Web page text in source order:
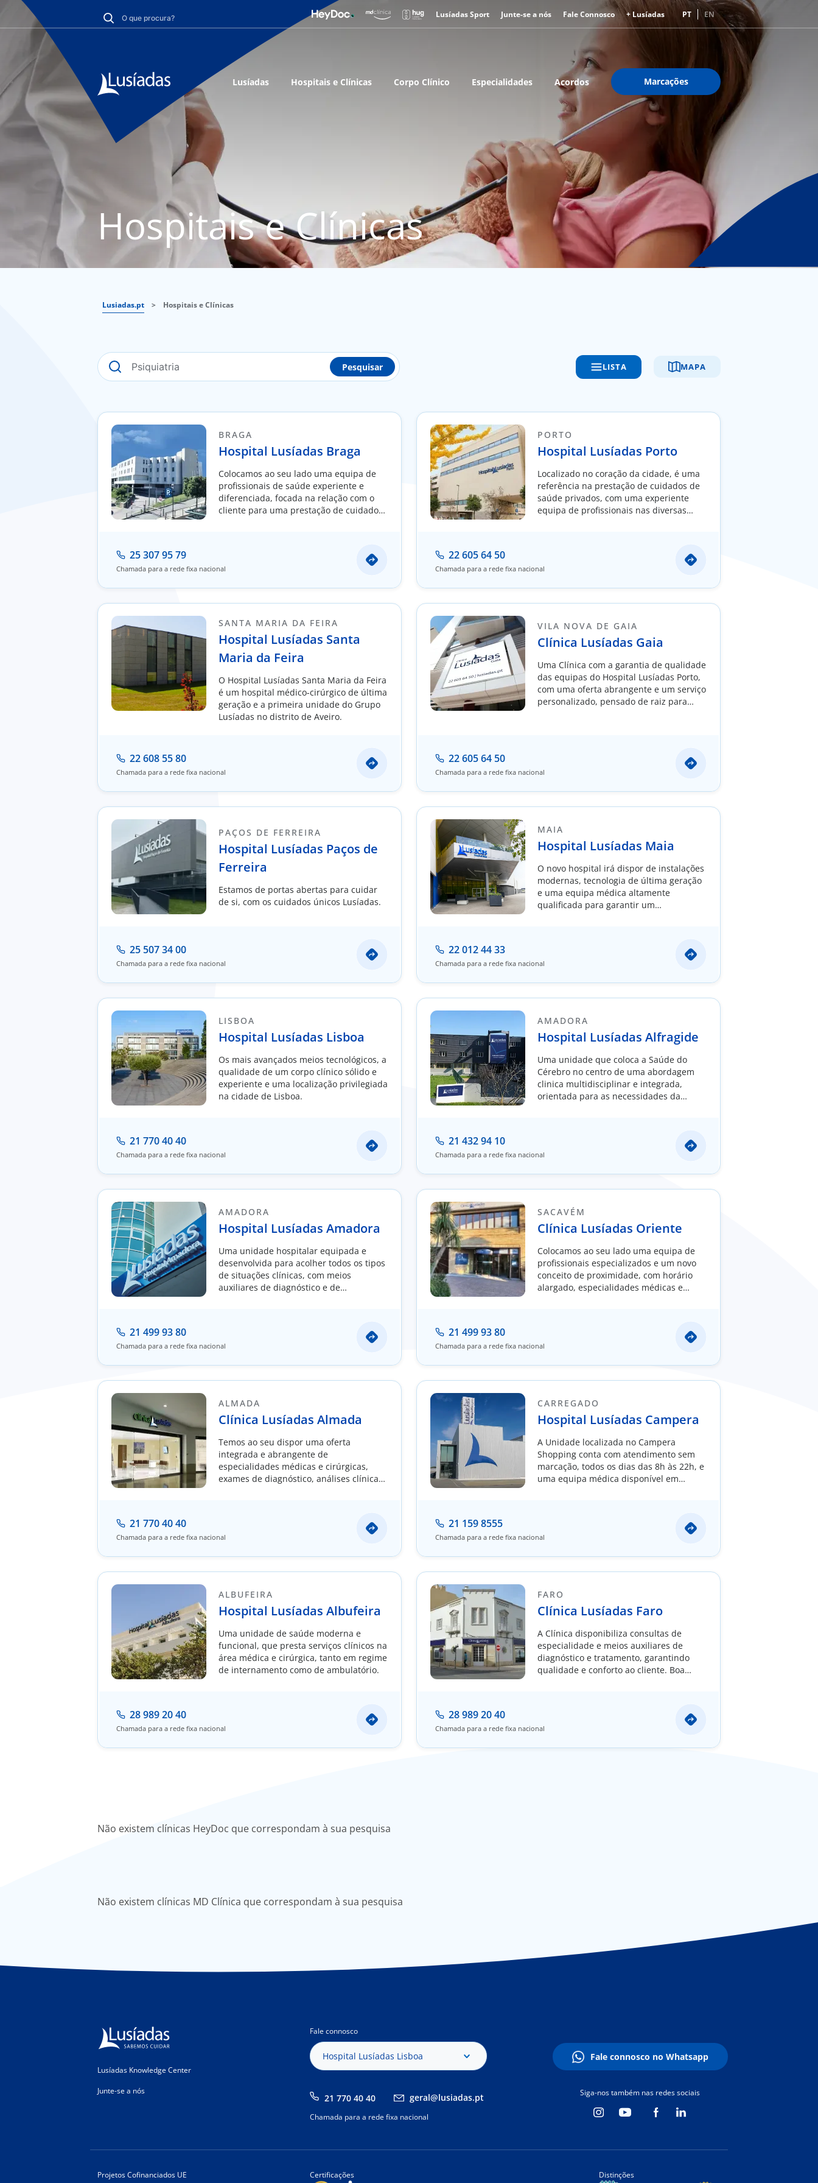
Lusíadas Sport Junte-se a nós Fale Connosco + Lusíadas PT EN
Lusíadas Hospitais e Clínicas Corpo Clínico Especialidades Acordos Marcações
Hospitais e Clínicas
Lusiadas.pt > Hospitais e Clínicas
Pesquisar LISTA MAPA
BRAGA
Hospital Lusíadas Braga
Colocamos ao seu lado uma equipa de
profissionais de saúde experiente e
diferenciada, focada na relação com o
cliente para uma prestação de cuidados
25 307 95 79
Chamada para a rede fixa nacional
PORTO
Hospital Lusíadas Porto
Localizado no coração da cidade, é uma
referência na prestação de cuidados de
saúde privados, com uma experiente
equipa de profissionais nas diversas
22 605 64 50
Chamada para a rede fixa nacional
SANTA MARIA DA FEIRA
Hospital Lusíadas Santa
Maria da Feira
O Hospital Lusíadas Santa Maria da Feira
é um hospital médico-cirúrgico de última
geração e a primeira unidade do Grupo
Lusíadas no distrito de Aveiro.
22 608 55 80
Chamada para a rede fixa nacional
VILA NOVA DE GAIA
Clínica Lusíadas Gaia
Uma Clínica com a garantia de qualidade
das equipas do Hospital Lusíadas Porto,
com uma oferta abrangente e um serviço
personalizado, pensado de raiz para
22 605 64 50
Chamada para a rede fixa nacional
PAÇOS DE FERREIRA
Hospital Lusíadas Paços de
Ferreira
Estamos de portas abertas para cuidar
de si, com os cuidados únicos Lusíadas.
25 507 34 00
Chamada para a rede fixa nacional
MAIA
Hospital Lusíadas Maia
O novo hospital irá dispor de instalações
modernas, tecnologia de última geração
e uma equipa médica altamente
qualificada para garantir um
22 012 44 33
Chamada para a rede fixa nacional
LISBOA
Hospital Lusíadas Lisboa
Os mais avançados meios tecnológicos, a
qualidade de um corpo clínico sólido e
experiente e uma localização privilegiada
na cidade de Lisboa.
21 770 40 40
Chamada para a rede fixa nacional
AMADORA
Hospital Lusíadas Alfragide
Uma unidade que coloca a Saúde do
Cérebro no centro de uma abordagem
clinica multidisciplinar e integrada,
orientada para as necessidades da
21 432 94 10
Chamada para a rede fixa nacional
AMADORA
Hospital Lusíadas Amadora
Uma unidade hospitalar equipada e
desenvolvida para acolher todos os tipos
de situações clínicas, com meios
auxiliares de diagnóstico e de
21 499 93 80
Chamada para a rede fixa nacional
SACAVÉM
Clínica Lusíadas Oriente
Colocamos ao seu lado uma equipa de
profissionais especializados e um novo
conceito de proximidade, com horário
alargado, especialidades médicas e
21 499 93 80
Chamada para a rede fixa nacional
ALMADA
Clínica Lusíadas Almada
Temos ao seu dispor uma oferta
integrada e abrangente de
especialidades médicas e cirúrgicas,
exames de diagnóstico, análises clínicas
21 770 40 40
Chamada para a rede fixa nacional
CARREGADO
Hospital Lusíadas Campera
A Unidade localizada no Campera
Shopping conta com atendimento sem
marcação, todos os dias das 8h às 22h, e
uma equipa médica disponível em
21 159 8555
Chamada para a rede fixa nacional
ALBUFEIRA​​
Hospital Lusíadas Albufeira
Uma unidade de saúde moderna e
funcional, que presta serviços clínicos na
área médica e cirúrgica, tanto em regime
de internamento como de ambulatório.
28 989 20 40
Chamada para a rede fixa nacional
FARO
Clínica Lusíadas Faro
A Clínica disponibiliza consultas de
especialidade e meios auxiliares de
diagnóstico e tratamento, garantindo
qualidade e conforto ao cliente. Boa
28 989 20 40
Chamada para a rede fixa nacional
Não existem clínicas HeyDoc que correspondam à sua pesquisa
Não existem clínicas MD Clínica que correspondam à sua pesquisa
Lusíadas Knowledge Center
Junte-se a nós
Fale connosco
Hospital Lusíadas Lisboa
21 770 40 40 geral@lusiadas.pt
Chamada para a rede fixa nacional
Fale connosco no Whatsapp
Siga-nos também nas redes sociais
Projetos Cofinanciados UE Certificações Distinções